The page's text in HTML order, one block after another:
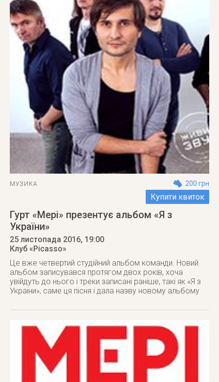
МУЗИКА 200 грн
Купити квиток
Гурт «Мері» презентує альбом «Я з
України»
25 листопада 2016, 19:00
Клуб «Picasso»
Це вже четвертий студійний альбом команди. Новий
альбом записувався протягом двох років, хоча
увійдуть до нього і треки записані раніше, такі як «Я з
України», саме ця пісня і дала назву новому альбому